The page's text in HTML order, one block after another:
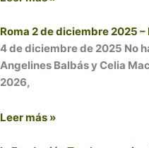
Roma 2 de diciembre 2025
4 de diciembre de 2025 No
Angelines Balbás y Celia
2026,
Leer más »